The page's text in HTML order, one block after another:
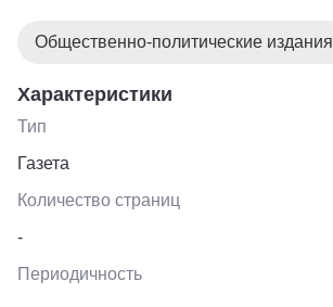
Общественно-политические издания
Характеристики
Тип
Газета
Количество страниц
-
Периодичность